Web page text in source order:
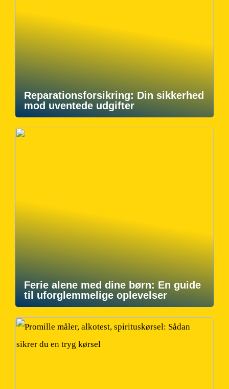
Reparationsforsikring: Din sikkerhed
mod uventede udgifter
Ferie alene med dine børn: En guide
til uforglemmelige oplevelser